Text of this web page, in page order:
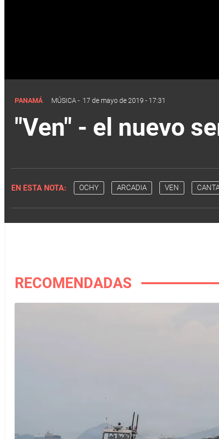
PANAMÁ MÚSICA - 17 de mayo de 2019 - 17:31
"Ven" - el nuevo
EN ESTA NOTA: OCHY ARCADIA VEN
RECOMENDADAS